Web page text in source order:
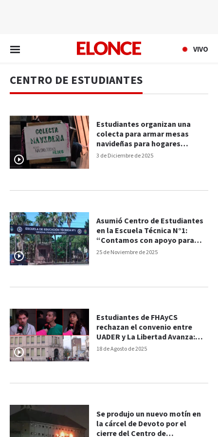
VIVO
CENTRO DE ESTUDIANTES
3 de Diciembre de 2025
Estudiantes organizan una
colecta para armar mesas
navideñas para hogares
carenciados
25 de Noviembre de 2025
Asumió Centro de Estudiantes
en la Escuela Técnica N°1:
“Contamos con apoyo para
que siga siendo la mejor de
18 de Agosto de 2025
Estudiantes de FHAyCS
rechazan el convenio entre
UADER y La Libertad Avanza:
“Es muy poco transparente”
Se produjo un nuevo motín en
la cárcel de Devoto por el
cierre del Centro de